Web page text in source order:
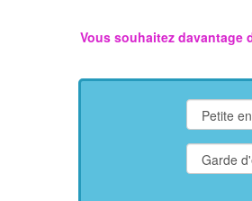
Vous souhaitez davantage